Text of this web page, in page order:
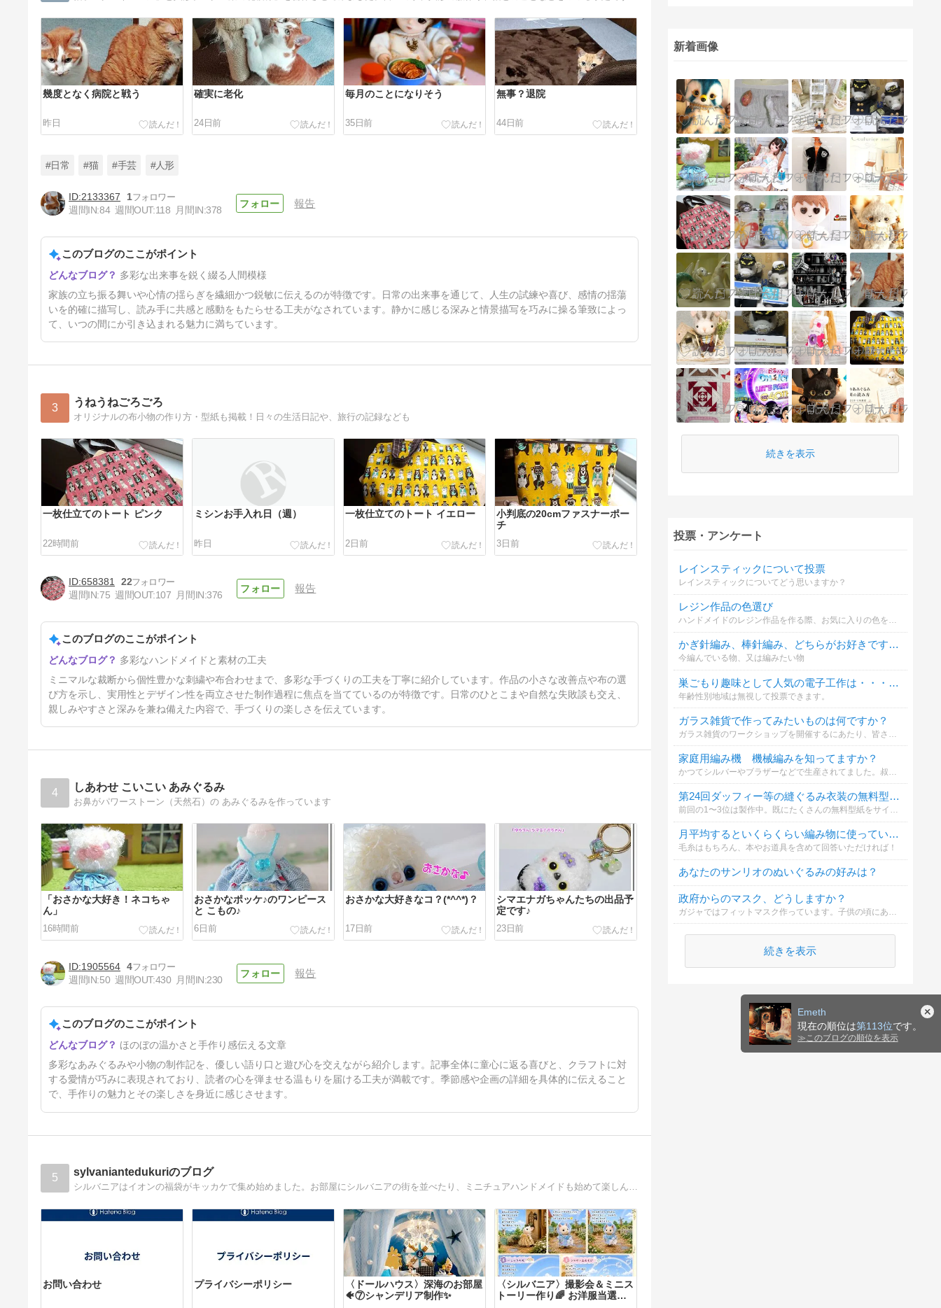
Emeth
現在の順位は第113位です。
≫ このブログの順位を表示
幾度となく病院と戦う
昨日
確実に老化
24日前
毎月のことになりそう
35日前
無事？退院
44日前
64日前
#日常 #猫 #手芸 #人形
2133367
1
週間IN:84 週間OUT:118 月間IN:378
報告
このブログのここがポイント
多彩な出来事を鋭く綴る人間模様
家族の立ち振る舞いや心情の揺らぎを繊細かつ鋭敏に伝えるのが特徴です。日常の出来事を通じて、人生の試練や喜び、感情の揺蕩
いを的確に描写し、読み手に共感と感動をもたらせる工夫がなされています。静かに感じる深みと情景描写を巧みに操る筆致によっ
て、いつの間にか引き込まれる魅力に満ちています。
3 うねうねごろごろ
オリジナルの布小物の作り方・型紙も掲載！日々の生活日記や、旅行の記録なども
一枚仕立てのトート ピンク
22時間前
ミシンお手入れ日（週）
昨日
一枚仕立てのトート イエロー
2日前
小判底の20cmファスナーポー
チ
3日前
小判底の20cmファスナーポー
チ
4日前
658381
22
週間IN:75 週間OUT:107 月間IN:376
報告
このブログのここがポイント
多彩なハンドメイドと素材の工夫
ミニマルな裁断から個性豊かな刺繍や布合わせまで、多彩な手づくりの工夫を丁寧に紹介しています。作品の小さな改善点や布の選
び方を示し、実用性とデザイン性を両立させた制作過程に焦点を当てているのが特徴です。日常のひとこまや自然な失敗談も交え、
親しみやすさと深みを兼ね備えた内容で、手づくりの楽しさを伝えています。
4 しあわせ こいこい あみぐるみ
お鼻がパワーストーン（天然石）の あみぐるみを作っています
「おさかな大好き！ネコちゃ
ん」
16時間前
おさかなポッケ♪のワンピース
と こもの♪
6日前
おさかな大好きなコ？(*^^*)？
17日前
シマエナガちゃんたちの出品予
定です♪
23日前
「ゆらりん♪シマエナガちゃ
ん」
35日前
1905564 4
週間IN:50 週間OUT:430 月間IN:230
報告
このブログのここがポイント
ほのぼの温かさと手作り感伝える文章
多彩なあみぐるみや小物の制作記を、優しい語り口と遊び心を交えながら紹介します。記事全体に童心に返る喜びと、クラフトに対
する愛情が巧みに表現されており、読者の心を弾ませる温もりを届ける工夫が満載です。季節感や企画の詳細を具体的に伝えること
で、手作りの魅力とその楽しさを身近に感じさせます。
5 sylvaniantedukuriのブログ
お問い合わせ プライバシーポリシー
〈ドールハウス〉深海のお部屋
🐠⑦シャンデリア制作✨
〈シルバニア〉撮影会＆ミニス
トーリー作り🌈 お洋服当選し
新着画像
続きを表示
投票・アンケート
レインスティックについて投票
レインスティックについてどう思いますか？
レジン作品の色選び
ハンドメイドのレジン作品を作る際、お気に入りの色を選ぶのは楽しいですね。あなたがレジン作品を作る際、好きな色はどれですか？
かぎ針編み、棒針編み、どちらがお好きですか？
今編んでいる物、又は編みたい物
巣ごもり趣味として人気の電子工作は・・・どうですか？
年齢性別地域は無視して投票できます。
ガラス雑貨で作ってみたいものは何ですか？
家庭用編み機 機械編みを知ってますか？
かつてシルバーやブラザーなどで生産されてました。叔母が持っていてセーターを編んでもらった記憶があります。コメントもぜひお願いします！
第24回ダッフィー等の縫ぐるみ衣装の無料型紙どんなものが欲しい？
前回の1〜3位は製作中。既にたくさんの無料型紙をサイトに載せています（サイト右上から型紙検索できます）
月平均するといくらくらい編み物に使っている？
毛糸はもちろん、本やお道具を含めて回答いただければ！
あなたのサンリオのぬいぐるみの好みは？
政府からのマスク、どうしますか？
続きを表示